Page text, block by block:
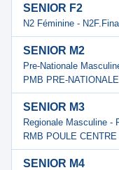
SENIOR F2
N2 Féminine -
SENIOR M2
Pre-Nationale
PMB PRE-
SENIOR M3
Regionale Masculine -
RMB POULE
SENIOR M4